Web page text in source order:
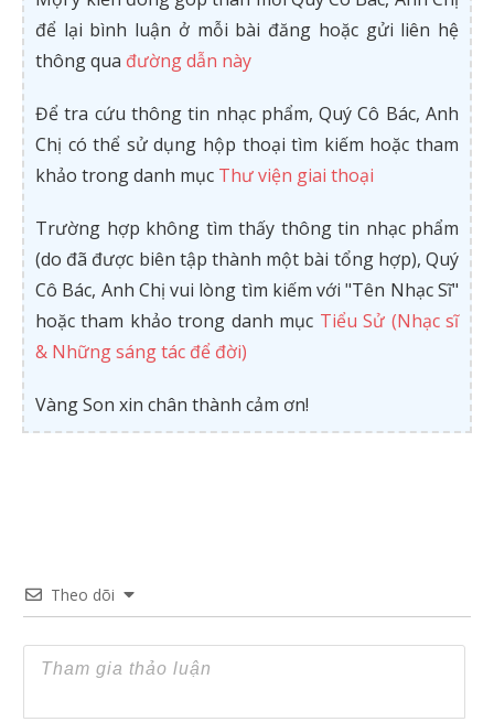
để lại bình luận ở mỗi bài đăng hoặc gửi liên hệ
thông qua đường dẫn này
Để tra cứu thông tin nhạc phẩm, Quý Cô Bác, Anh
Chị có thể sử dụng hộp thoại tìm kiếm hoặc tham
khảo trong danh mục Thư viện giai thoại
Trường hợp không tìm thấy thông tin nhạc phẩm
(do đã được biên tập thành một bài tổng hợp), Quý
Cô Bác, Anh Chị vui lòng tìm kiếm với "Tên Nhạc Sĩ"
hoặc tham khảo trong danh mục Tiểu Sử (Nhạc sĩ
& Những sáng tác để đời)
Vàng Son xin chân thành cảm ơn!
Theo dõi